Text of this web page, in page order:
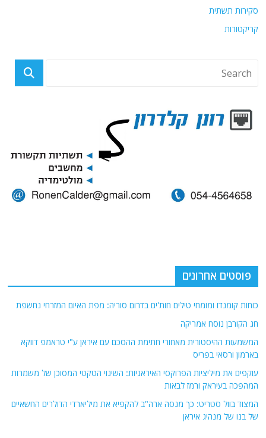
סקירות תשתית
קריקטורות
פוסטים אחרונים
כוחות קומנדו ומומחי טילים חות'ים בדרום סוריה: מפת האיום המזרחי נחשפת
חג הקורבן נוסח אמריקה
המשמעות ההיסטורית מאחורי חתימת ההסכם עם איראן ע"י טראמפ דווקא
בארמון ורסאי בפריס
עוקפים את מיליציות הפרוקסי האיראניות: השינוי הטקטי המסוכן של משמרות
המהפכה בעיראק ורמז לבאות
המצוד בוול סטריט: כך מנסה ארה"ב להקפיא את מיליארדי הדולרים החשאיים
של בנו של מנהיג איראן